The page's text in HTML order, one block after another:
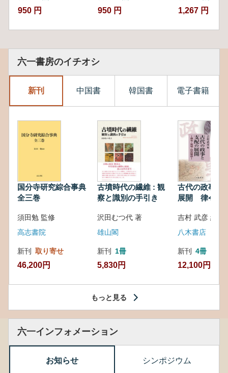
950 円 950 円 1,267 円
六一書房のイチオシ
新刊 中国書 韓国書 電子書籍
国分寺研究綜合事典
全三巻
須田勉 監修
高志書院
新刊 取り寄せ
46,200円
古墳時代の繊維 : 観
察と識別の手引き
沢田むつ代 著
雄山閣
新刊 1冊
5,830円
古代の政事と
展開 律令・
吉村 武彦 編集
八木書店
新刊 4冊
12,100円
もっと見る
六一インフォメーション
お知らせ シンポジウム